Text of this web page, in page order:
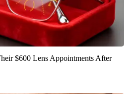
$600 Lens Appointments After